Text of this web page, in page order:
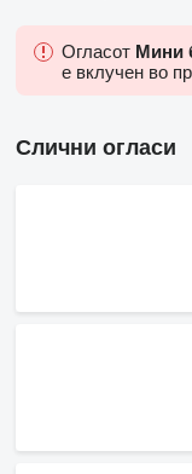
Огласот Мини
е вклучен во
Слични огласи